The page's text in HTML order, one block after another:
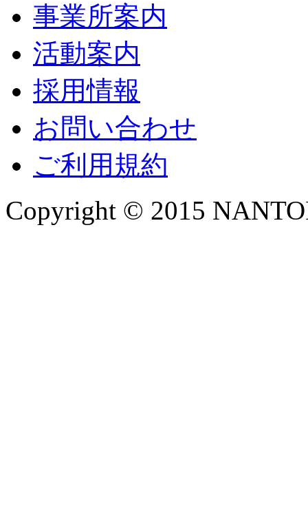
事業所案内
活動案内
採用情報
お問い合わせ
ご利用規約
Copyright © 2015